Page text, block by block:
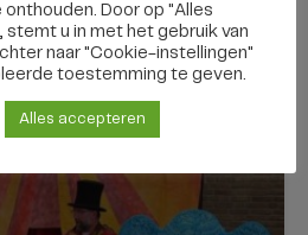
Door op "Alles
u in met het gebruik van
naar "Cookie-instellingen"
toestemming te geven.
Alles accepteren